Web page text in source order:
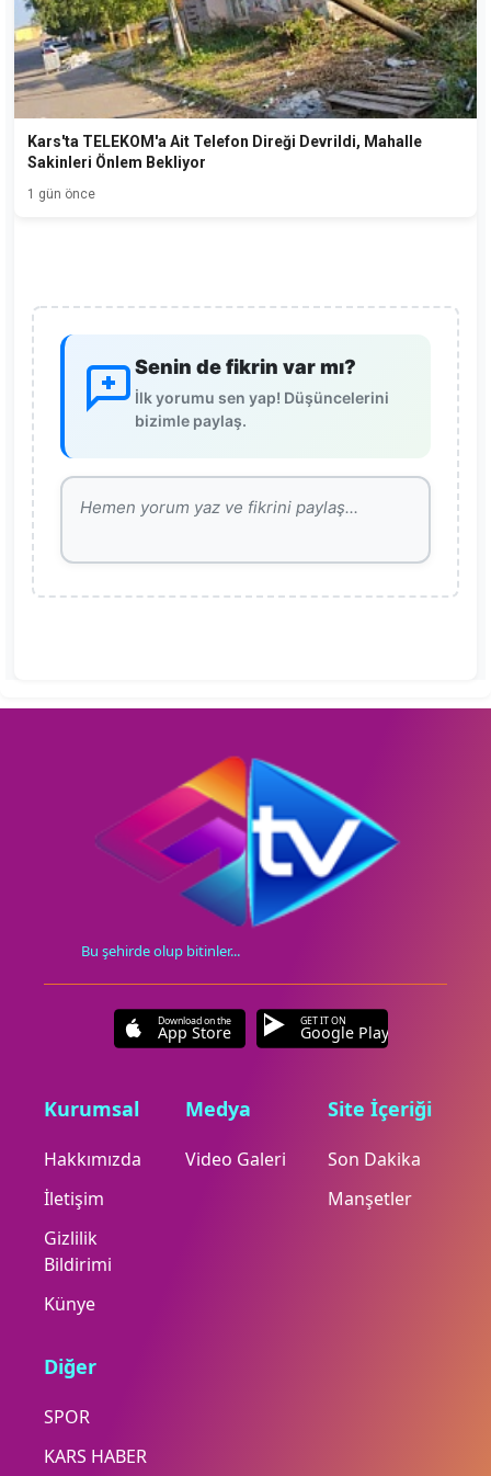
Kars'ta TELEKOM'a Ait Telefon Direği Devrildi, Mahalle
Sakinleri Önlem Bekliyor
1 gün önce
Senin de fikrin var mı?
İlk yorumu sen yap! Düşüncelerini
bizimle paylaş.
Bu şehirde olup bitinler...
Download on the
App Store
GET IT ON
Google Play
Kurumsal
Hakkımızda
İletişim
Gizlilik
Bildirimi
Künye
Medya
Video Galeri
Site İçeriği
Son Dakika
Manşetler
Diğer
SPOR
KARS HABER